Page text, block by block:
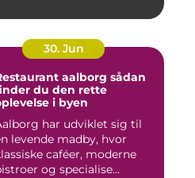
30. Jun
aalborg sådan
du den rette
i byen
har udviklet sig til
levende madby, hvor
caféer, moderne
og specialise...